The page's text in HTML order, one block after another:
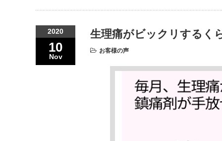
2020
10
Nov
生理痛がビックリするく
お客様の声